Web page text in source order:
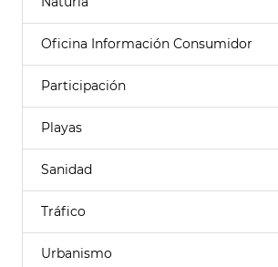
Oficina Información Consumidor
Participación
Playas
Sanidad
Tráfico
Urbanismo